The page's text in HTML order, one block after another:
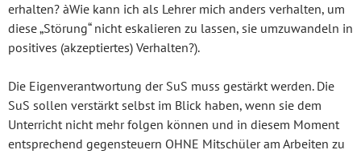
erhalten? àWie kann ich als Lehrer mich anders verhalten, um
diese „Störung“ nicht eskalieren zu lassen, sie umzuwandeln in
positives (akzeptiertes) Verhalten?).
Die Eigenverantwortung der SuS muss gestärkt werden. Die
SuS sollen verstärkt selbst im Blick haben, wenn sie dem
Unterricht nicht mehr folgen können und in diesem Moment
entsprechend gegensteuern OHNE Mitschüler am Arbeiten zu